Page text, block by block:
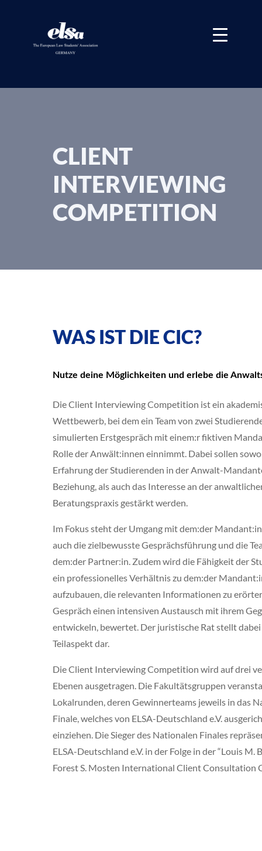
CLIENT
INTERVIEWING
COMPETITION
WAS IST DIE CIC?
Nutze deine Möglichkeiten und erlebe die
Die Client Interviewing Competition ist ein
Wettbewerb, bei dem ein Team von zwei
simulierten Erstgespräch mit einem:r fiktiven
Rolle der Anwält:innen einnimmt. Dabei sollen
Erfahrung der Studierenden in der Anwalt-
Beziehung, als auch das Interesse an der
Beratungspraxis gestärkt werden.
Im Fokus steht der Umgang mit dem:der
auch die zielbewusste Gesprächsführung und die
dem:der Partner:in. Zudem wird die Fähigkeit der
ein professionelles Verhältnis zu dem:der
aufzubauen, die relevanten Informationen zu
Gespräch einen intensiven Austausch mit ihrem
entwickeln, bewertet. Der juristische Rat stellt
Teilaspekt dar.
Die Client Interviewing Competition wird auf drei
Ebenen ausgetragen. Die Fakultätsgruppen
Lokalrunden, deren Gewinnerteams jeweils in das
Finale, welches von ELSA-Deutschland e.V.
einziehen. Die Sieger des Nationalen Finales
ELSA-Deutschland e.V. in der Folge in der “Louis M.
Forest S. Mosten International Client Consultation